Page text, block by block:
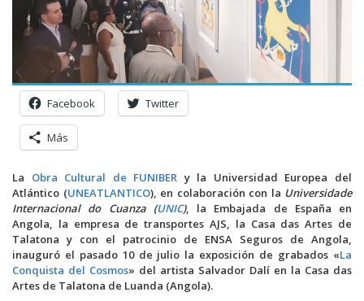
Facebook Twitter
Más
La Obra Cultural de FUNIBER y la Universidad Europea del
Atlántico (UNEATLANTICO), en colaboración con la Universidade
Internacional do Cuanza (UNIC), la Embajada de España en
Angola, la empresa de transportes AJS, la Casa das Artes de
Talatona y con el patrocinio de ENSA Seguros de Angola,
inauguró el pasado 10 de julio la exposición de grabados «La
Conquista del Cosmos» del artista Salvador Dalí en la Casa das
Artes de Talatona de Luanda (Angola).